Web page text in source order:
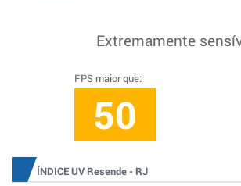
Extremamente
FPS maior que:
50
ÍNDICE UV Resende - RJ